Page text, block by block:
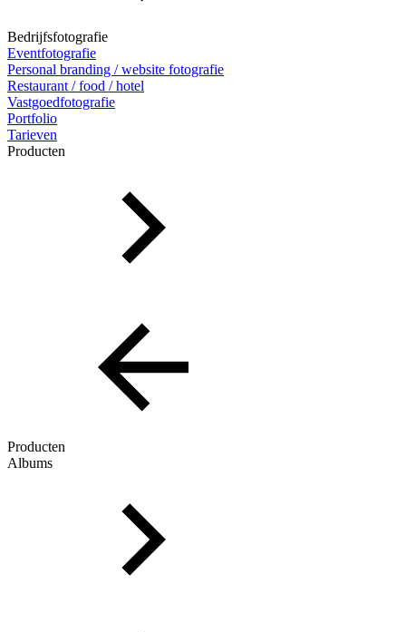
Bedrijfsfotografie
Eventfotografie
Personal branding / website fotografie
Restaurant / food / hotel
Vastgoedfotografie
Portfolio
Tarieven
Producten
Producten
Albums